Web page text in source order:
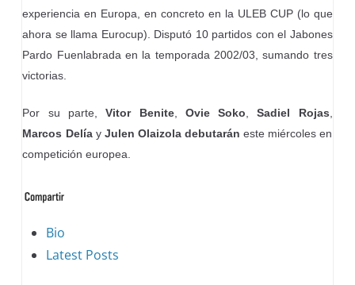
experiencia en Europa, en concreto en la ULEB CUP (lo que
ahora se llama Eurocup). Disputó 10 partidos con el Jabones
Pardo Fuenlabrada en la temporada 2002/03, sumando tres
victorias.
Por su parte, Vitor Benite, Ovie Soko Sadiel Rojas
Marcos Delía yJulen Olaizola debutarán este miércoles en
competición europea.
The
following
Bio
Latest Posts